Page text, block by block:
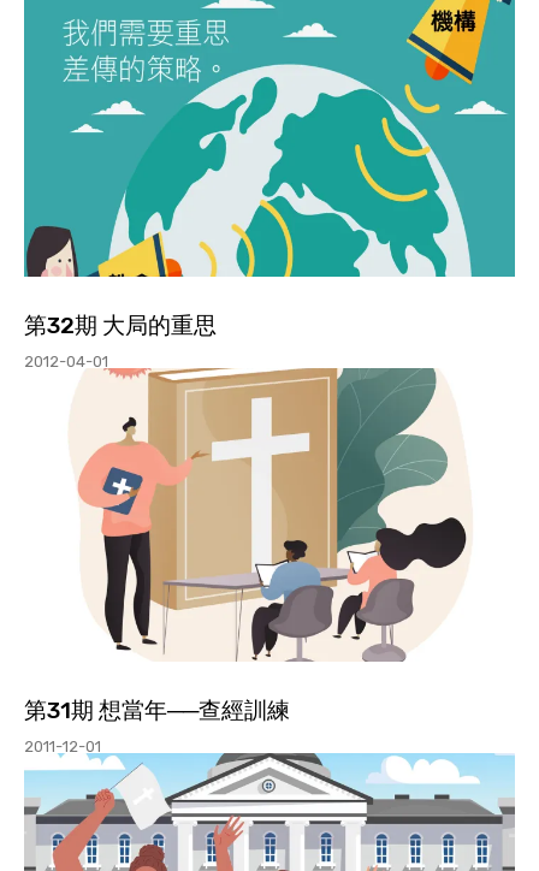
第32期 大局的重思
2012-04-01
第31期 想當年──查經訓練
2011-12-01